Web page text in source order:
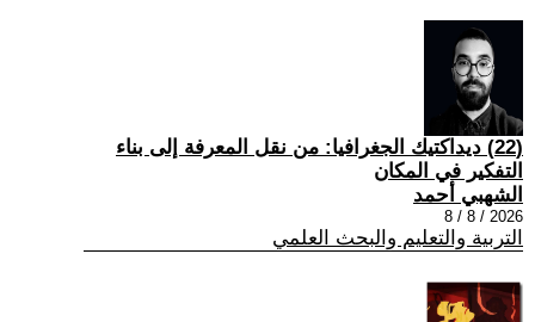
(22) ديداكتيك الجغرافيا: من نقل المعرفة إلى بناء
التفكير في المكان
الشهبي أحمد
2026 / 8 / 8
التربية والتعليم والبحث العلمي